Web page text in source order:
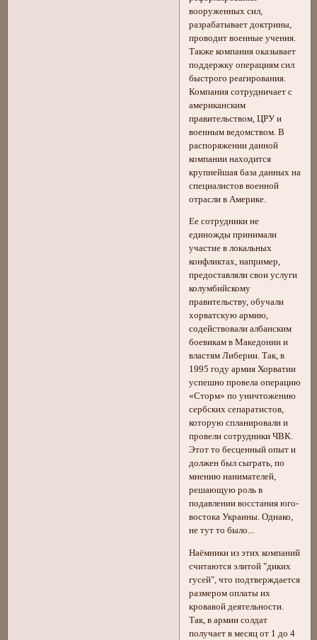
вооруженных сил,
разрабатывает доктрины,
проводит военные учения.
Также компания оказывает
поддержку операциям сил
быстрого реагирования.
Компания сотрудничает с
американским
правительством, ЦРУ и
военным ведомством. В
распоряжении данной
компании находится
крупнейшая база данных на
специалистов военной
отрасли в Америке.
Ее сотрудники не
единожды принимали
участие в локальных
конфликтах, например,
предоставляли свои услуги
колумбийскому
правительству, обучали
хорватскую армию,
содействовали албанским
боевикам в Македонии и
властям Либерии. Так, в
1995 году армия Хорватии
успешно провела операцию
«Сторм» по уничтожению
сербских сепаратистов,
которую спланировали и
провели сотрудники ЧВК.
Этот то бесценный опыт и
должен был сыграть, по
мнению нанимателей,
решающую роль в
подавлении восстания юго-
востока Украины. Однако,
не тут то было...
Наёмники из этих компаний
считаются элитой "диких
гусей", что подтверждается
размером оплаты их
кровавой деятельности.
Так, в армии солдат
получает в месяц от 1 до 4